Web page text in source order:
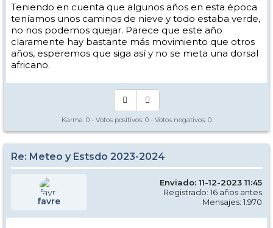
Teniendo en cuenta que algunos años en esta época
teníamos unos caminos de nieve y todo estaba verde,
no nos podemos quejar. Parece que este año
claramente hay bastante más movimiento que otros
años, esperemos que siga así y no se meta una dorsal
africano.
Karma: 0 - Votos positivos: 0 - Votos negativos: 0
Re: Meteo y Estsdo 2023-2024
favre
Enviado: 11-12-2023 11:45
Registrado: 16 años antes
Mensajes: 1.970